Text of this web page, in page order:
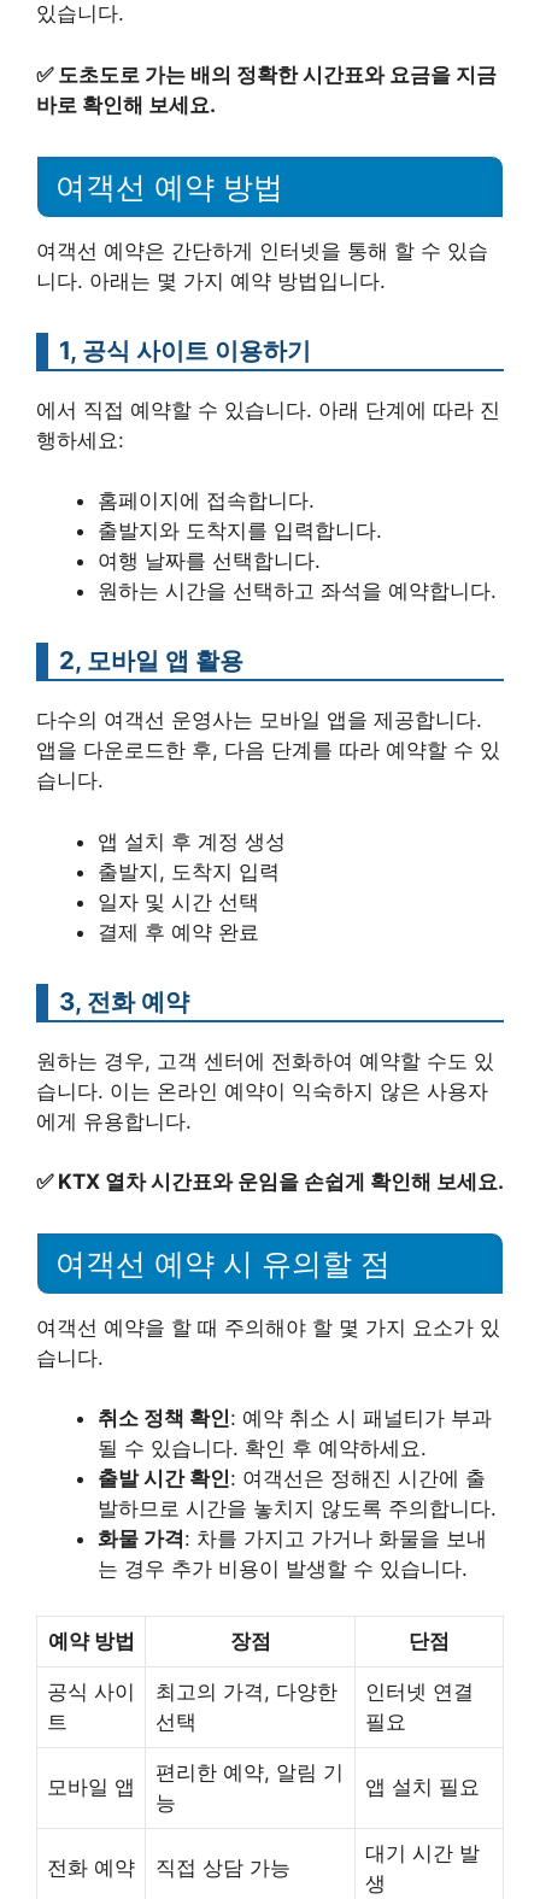
있습니다.
✅ 도초도로 가는 배의 정확한 시간표와 요금을 지금
바로 확인해 보세요.
여객선 예약 방법
여객선 예약은 간단하게 인터넷을 통해 할 수 있습
니다. 아래는 몇 가지 예약 방법입니다.
1, 공식 사이트 이용하기
에서 직접 예약할 수 있습니다. 아래 단계에 따라 진
행하세요:
홈페이지에 접속합니다.
출발지와 도착지를 입력합니다.
여행 날짜를 선택합니다.
원하는 시간을 선택하고 좌석을 예약합니다.
2, 모바일 앱 활용
다수의 여객선 운영사는 모바일 앱을 제공합니다.
앱을 다운로드한 후, 다음 단계를 따라 예약할 수 있
습니다.
앱 설치 후 계정 생성
출발지, 도착지 입력
일자 및 시간 선택
결제 후 예약 완료
3, 전화 예약
원하는 경우, 고객 센터에 전화하여 예약할 수도 있
습니다. 이는 온라인 예약이 익숙하지 않은 사용자
에게 유용합니다.
✅ KTX 열차 시간표와 운임을 손쉽게 확인해 보세요.
여객선 예약 시 유의할 점
여객선 예약을 할 때 주의해야 할 몇 가지 요소가 있
습니다.
취소 정책 확인: 예약 취소 시 패널티가 부과
될 수 있습니다. 확인 후 예약하세요.
출발 시간 확인: 여객선은 정해진 시간에 출
발하므로 시간을 놓치지 않도록 주의합니다.
화물 가격: 차를 가지고 가거나 화물을 보내
는 경우 추가 비용이 발생할 수 있습니다.
예약 방법 장점 단점
공식 사이
트
최고의 가격, 다양한
선택
인터넷 연결
필요
모바일 앱
편리한 예약, 알림 기
능
앱 설치 필요
전화 예약 직접 상담 가능
대기 시간 발
생